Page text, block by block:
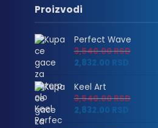
Proizvodi
Perfect Wave
3,540.00RSD
2,832.00 RSD
Keel Art
3,540.00RSD
2,832.00 RSD